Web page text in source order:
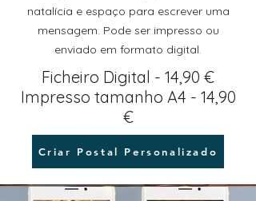
natalícia e espaço para escrever uma
mensagem. Pode ser impresso ou
enviado em formato digital.
Ficheiro Digital - 14,90 €
Impresso tamanho A4 - 14,90
€
Criar Postal Personalizado